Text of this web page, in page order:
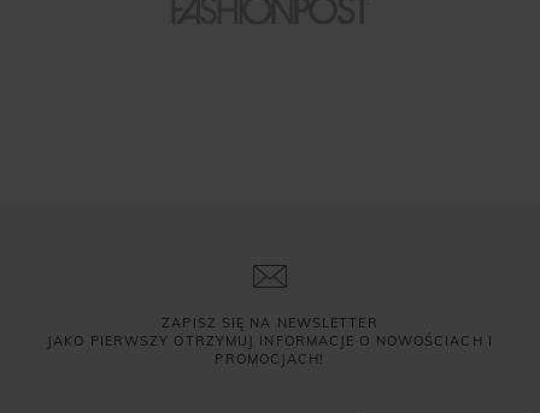
ZAPISZ SIĘ NA NEWSLETTER
JAKO PIERWSZY OTRZYMUJ INFORMACJE O NOWOŚCIACH I
PROMOCJACH!